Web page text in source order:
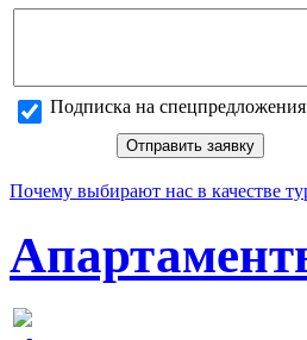
Подписка на спецпредложения
Почему выбирают нас в качестве